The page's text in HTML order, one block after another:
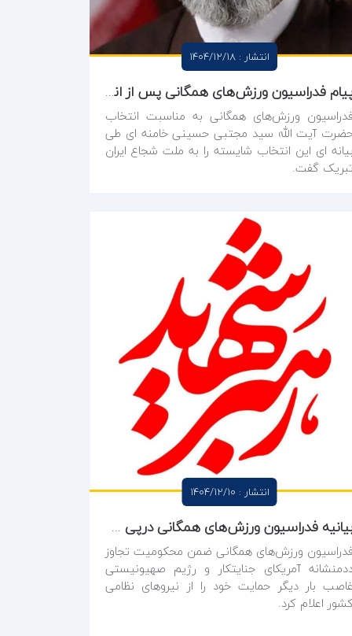
انتشار : 1404/12/18
پیام فدراسیون ورزش‌های همگانی پس از انتخاب آیت الله سیدمجتبی خامنه ای به عنوان سومین رهبر انقلاب اسلامی ایران
فدراسیون ورزش‌های همگانی به مناسبت انتخاب
آیت الله سید مجتبی حسینی خامنه ای طی
بیانه ای این انتخاب شایسته را به ملت شجاع ایران
تبریک گفت.
انتشار : 1404/12/10
بیانیه فدراسیون ورزش‌های همگانی درپی حملات و تجاوز آمریکایی صهیونیستی به خاک ایران اسلامی
فدراسیون ورزش‌های همگانی ضمن محکومیت تجاوز
آمریکای جنایتکار و رژیم صهیونیستی
غاصب بار دیگر حمایت خود را از نیروهای نظامی
کشور اعلام کرد.